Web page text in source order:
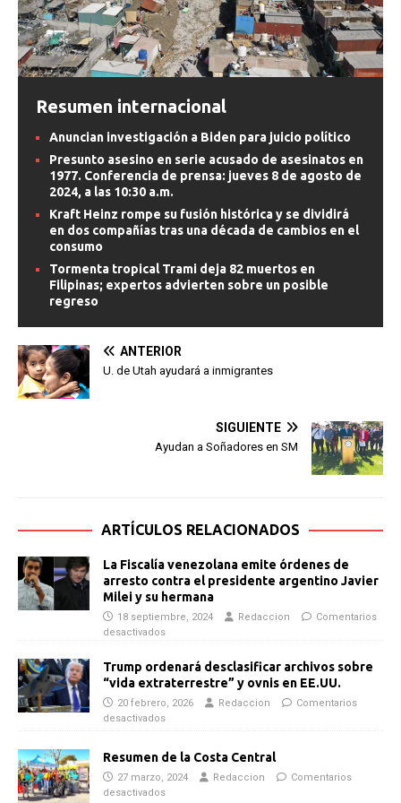
Resumen internacional
Anuncian investigación a Biden para juicio político
Presunto asesino en serie acusado de asesinatos en
1977. Conferencia de prensa: jueves 8 de agosto de
2024, a las 10:30 a.m.
Kraft Heinz rompe su fusión histórica y se dividirá
en dos compañías tras una década de cambios en el
consumo
Tormenta tropical Trami deja 82 muertos en
Filipinas; expertos advierten sobre un posible
regreso
ANTERIOR
U. de Utah ayudará a inmigrantes
SIGUIENTE
Ayudan a Soñadores en SM
ARTÍCULOS RELACIONADOS
La Fiscalía venezolana emite órdenes de
arresto contra el presidente argentino Javier
Milei y su hermana
18 septiembre, 2024 Redaccion
Comentarios
desactivados
Trump ordenará desclasificar archivos sobre
“vida extraterrestre” y ovnis en EE.UU.
20 febrero, 2026 Redaccion
Comentarios
desactivados
Resumen de la Costa Central
27 marzo, 2024 Redaccion
Comentarios
desactivados